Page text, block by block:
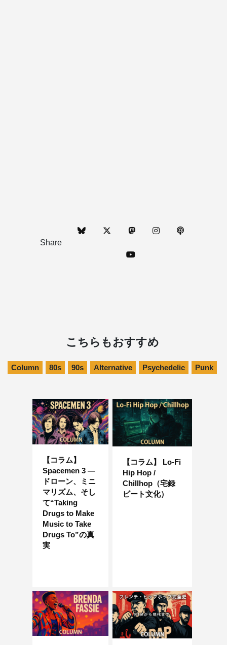
Share
こちらもおすすめ
Column 80s 90s Alternative Psychedelic Punk
【コラム】
Spacemen 3 ―
ドローン、ミニ
マリズム、そし
て“Taking
Drugs to Make
Music to Take
Drugs To”の真
実
【コラム】 Lo-Fi
Hip Hop /
Chillhop（宅録
ビート文化）